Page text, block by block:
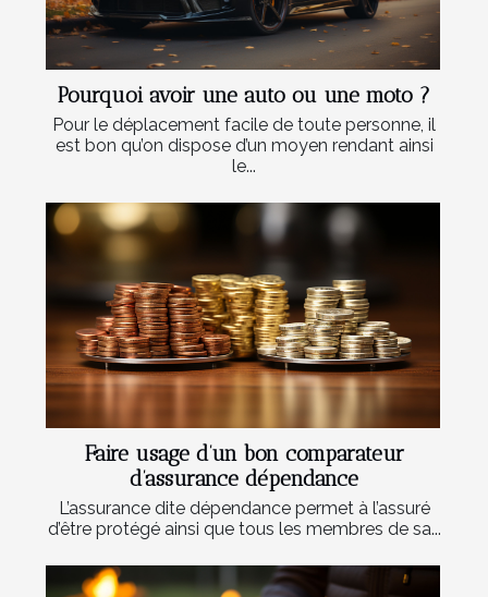
Pourquoi avoir une auto ou une moto ?
Pour le déplacement facile de toute personne, il
est bon qu’on dispose d’un moyen rendant ainsi
le...
Faire usage d’un bon comparateur
d’assurance dépendance
L’assurance dite dépendance permet à l’assuré
d’être protégé ainsi que tous les membres de sa...